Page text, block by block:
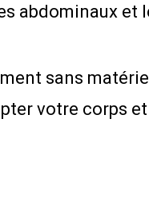
abdominaux et
sans
votre corps